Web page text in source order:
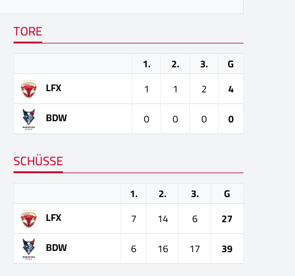
TORE
1. 2. 3.
G
LFX
1 1 2
4
BDW
0 0 0 0
SCHÜSSE
1. 2. 3.
G
LFX
7 14 6
27
BDW
6 16 17 39